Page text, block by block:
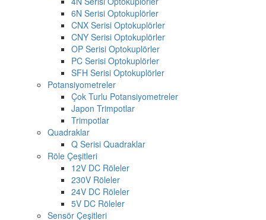
6N Serisi Optokuplörler
CNX Serisi Optokuplörler
CNY Serisi Optokuplörler
OP Serisi Optokuplörler
PC Serisi Optokuplörler
SFH Serisi Optokuplörler
Potansiyometreler
Çok Turlu Potansiyometreler
Japon Trimpotlar
Trimpotlar
Quadraklar
Q Serisi Quadraklar
Röle Çeşitleri
12V DC Röleler
230V Röleler
24V DC Röleler
5V DC Röleler
Sensör Çeşitleri